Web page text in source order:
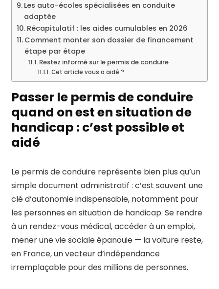
Les auto-écoles spécialisées en conduite
adaptée
Récapitulatif : les aides cumulables en 2026
Comment monter son dossier de financement
étape par étape
Restez informé sur le permis de conduire
Cet article vous a aidé ?
Passer le permis de conduire
quand on est en situation de
handicap : c’est possible et
aidé
Le permis de conduire représente bien plus qu’un
simple document administratif : c’est souvent une
clé d’autonomie indispensable, notamment pour
les personnes en situation de handicap. Se rendre
à un rendez-vous médical, accéder à un emploi,
mener une vie sociale épanouie — la voiture reste,
en France, un vecteur d’indépendance
irremplaçable pour des millions de personnes.